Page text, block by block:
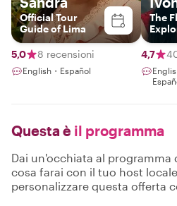
Official Tour
Guide of Lima
5,0 8 recensioni
English・Español
The
4,7
Questa è il programma
Dai un'occhiata al programma
cosa farai con il tuo host
personalizzare questa offerta